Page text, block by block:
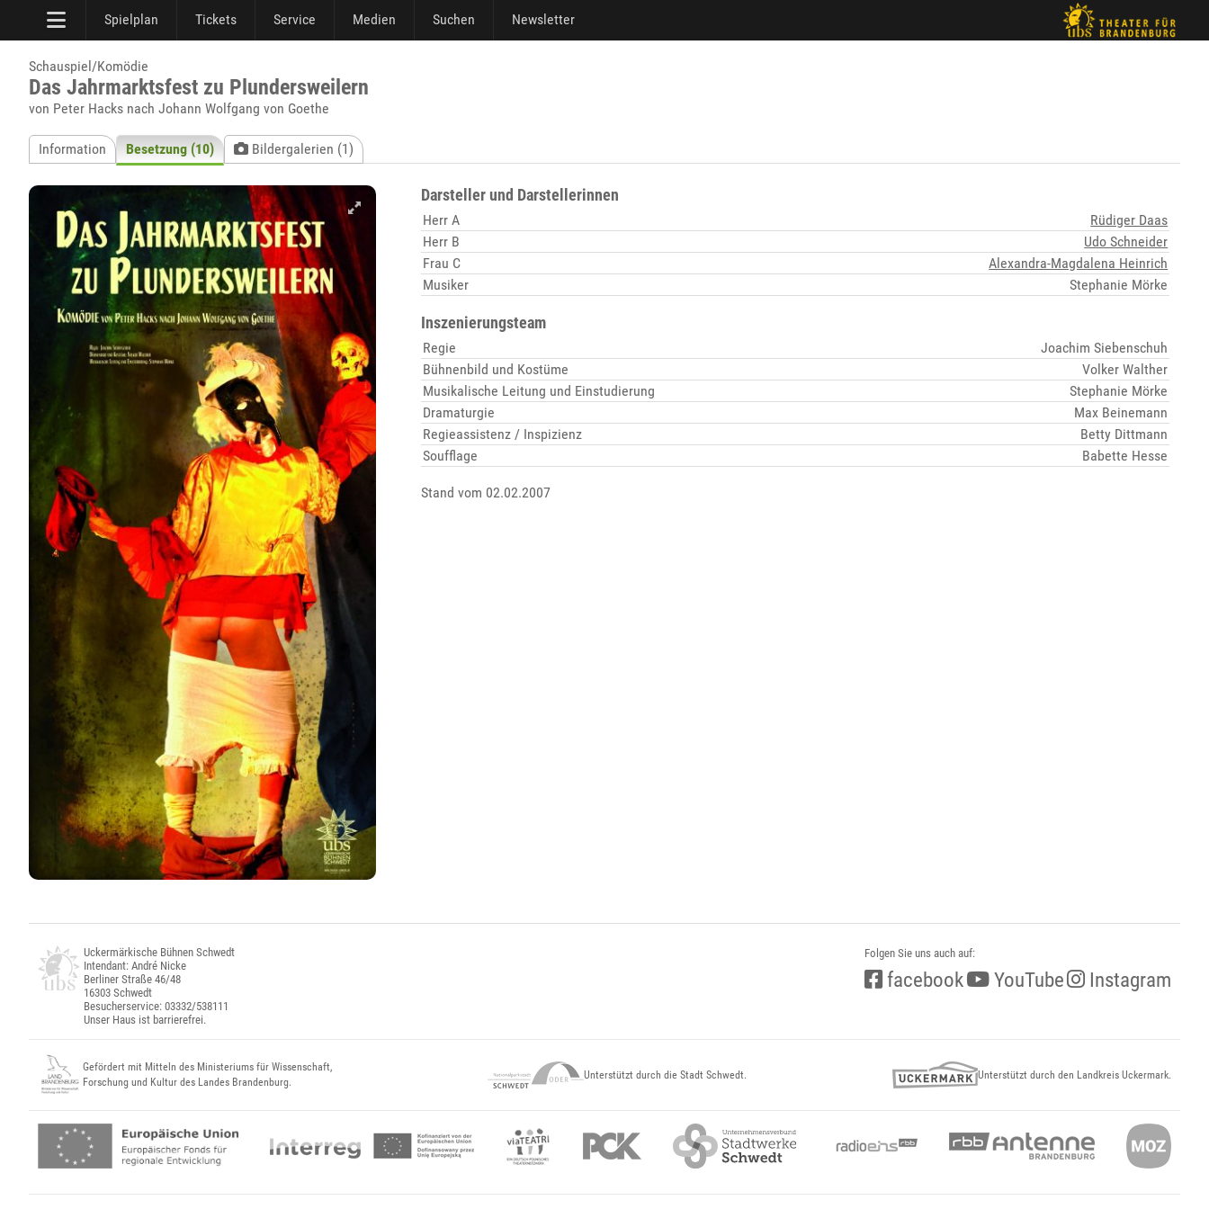
Spielplan Tickets Service Medien Suchen Newsletter
Schauspiel/Komödie
Das Jahrmarktsfest zu Plundersweilern
von Peter Hacks nach Johann Wolfgang von Goethe
Information Besetzung (10) Bildergalerien (1)
Darsteller und Darstellerinnen
Herr A
Rüdiger Daas
Herr B
Udo Schneider
Frau C
Alexandra-Magdalena Heinrich
Musiker
Stephanie Mörke
Inszenierungsteam
Regie
Joachim Siebenschuh
Bühnenbild und Kostüme
Volker Walther
Musikalische Leitung und Einstudierung
Stephanie Mörke
Dramaturgie
Max Beinemann
Regieassistenz / Inspizienz
Betty Dittmann
Soufflage
Babette Hesse
Stand vom 02.02.2007
Uckermärkische Bühnen Schwedt
Intendant: André Nicke
Berliner Straße 46/48
16303 Schwedt
Besucherservice: 03332/538111
Unser Haus ist barrierefrei.
Folgen Sie uns auch auf:
facebook YouTube Instagram
Gefördert mit Mitteln des Ministeriums für Wissenschaft,
Forschung und Kultur des Landes Brandenburg.
Unterstützt durch die Stadt Schwedt. Unterstützt durch den Landkreis Uckermark.